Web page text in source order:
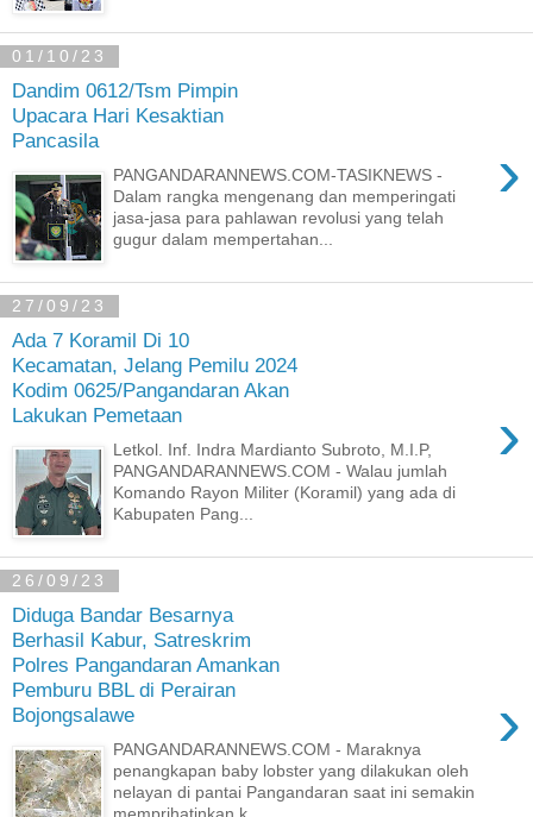
01/10/23
Dandim 0612/Tsm Pimpin
Upacara Hari Kesaktian
Pancasila
›
PANGANDARANNEWS.COM-TASIKNEWS -
Dalam rangka mengenang dan memperingati
jasa-jasa para pahlawan revolusi yang telah
gugur dalam mempertahan...
27/09/23
Ada 7 Koramil Di 10
Kecamatan, Jelang Pemilu 2024
Kodim 0625/Pangandaran Akan
Lakukan Pemetaan
›
Letkol. Inf. Indra Mardianto Subroto, M.I.P,
PANGANDARANNEWS.COM - Walau jumlah
Komando Rayon Militer (Koramil) yang ada di
Kabupaten Pang...
26/09/23
Diduga Bandar Besarnya
Berhasil Kabur, Satreskrim
Polres Pangandaran Amankan
Pemburu BBL di Perairan
Bojongsalawe
›
PANGANDARANNEWS.COM - Maraknya
penangkapan baby lobster yang dilakukan oleh
nelayan di pantai Pangandaran saat ini semakin
memprihatinkan k...